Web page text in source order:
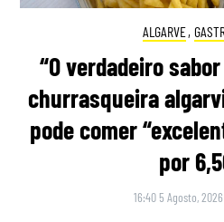
ALGARVE,
“O verdadeiro
churrasqueira
pode comer
por
16:40 5 Agosto, 2026